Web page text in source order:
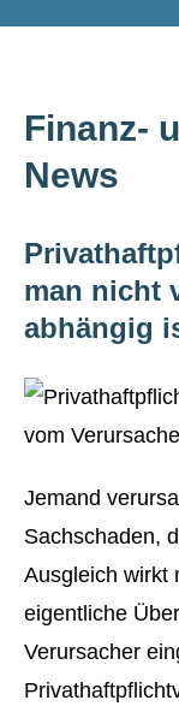
Finanz-
News
man nicht
abhängig
Jemand
Sachschaden,
Ausgleich wirkt
eigentliche
Verursacher